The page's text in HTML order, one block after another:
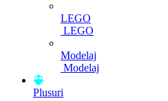
LEGO
LEGO
Modelaj
Modelaj
Plusuri